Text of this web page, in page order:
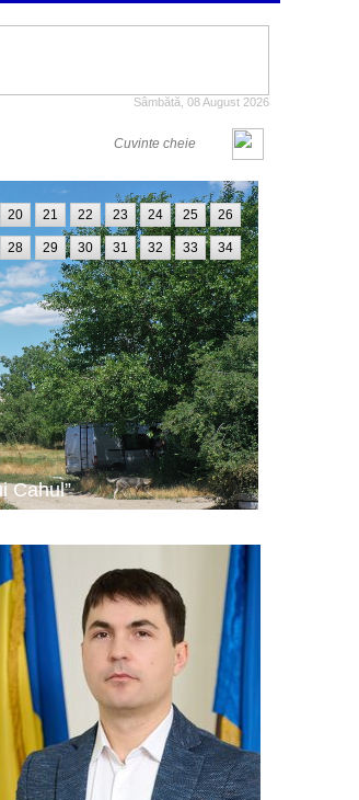
Sâmbătă, 08 August 2026
Cahul”
20 21 22 23 24 25 26
28 29 30 31 32 33 34